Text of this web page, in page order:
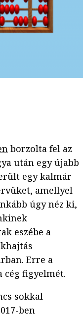
borzolta fel az
után egy újabb
egy kalmár
amellyel
úgy néz ki,
eszébe a
Erre a
cég figyelmét.
sokkal
ben